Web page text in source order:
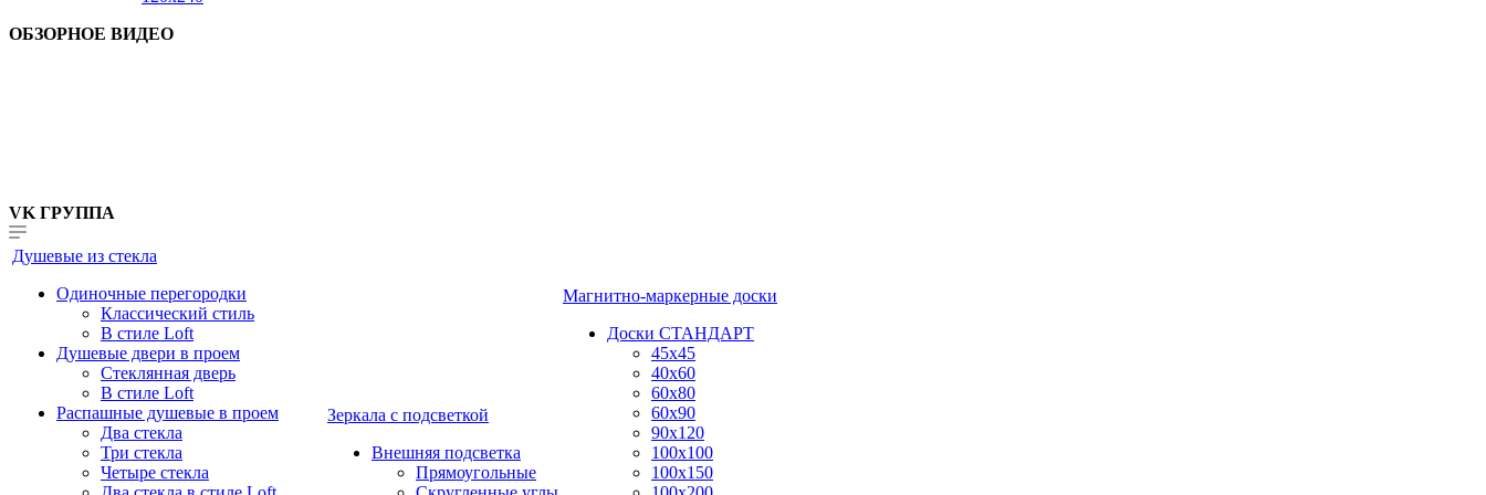
ОБЗОРНОЕ ВИДЕО
VK ГРУППА
Душевые из стекла
Одиночные перегородки
Классический стиль
В стиле Loft
Душевые двери в проем
Стеклянная дверь
В стиле Loft
Распашные душевые в проем
Два стекла
Три стекла
Четыре стекла
Зеркала с подсветкой
Внешняя подсветка
Прямоугольные
Магнитно-маркерные доски
Доски СТАНДАРТ
45x45
40x60
60x80
60x90
90x120
100x100
100x150